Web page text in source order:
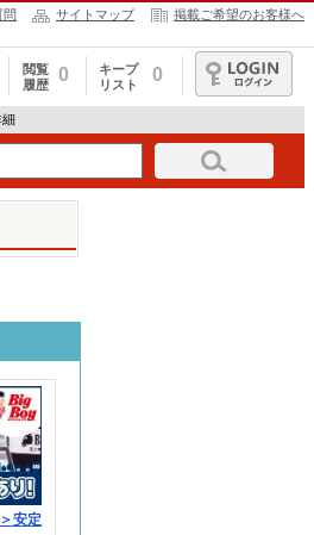
問 サイトマップ 掲載ご希望のお客様へ
閲覧
履歴
0
キープ
リスト
0
ログイン
安定